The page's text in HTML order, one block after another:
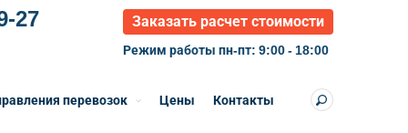
27 Заказать расчет стоимости
Режим работы пн-пт: 9:00 - 18:00
перевозок Цены Контакты